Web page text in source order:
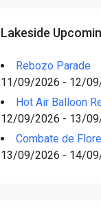
Lakeside
Rebozo Parade
11/09/2026 - 12/
Hot Air Balloon
12/09/2026 - 13/
Combate de
13/09/2026 - 14/